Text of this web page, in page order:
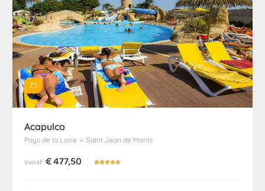
7.1
Acapulco
Pays de la Loire » Saint Jean de Monts
Vanaf €477,50 